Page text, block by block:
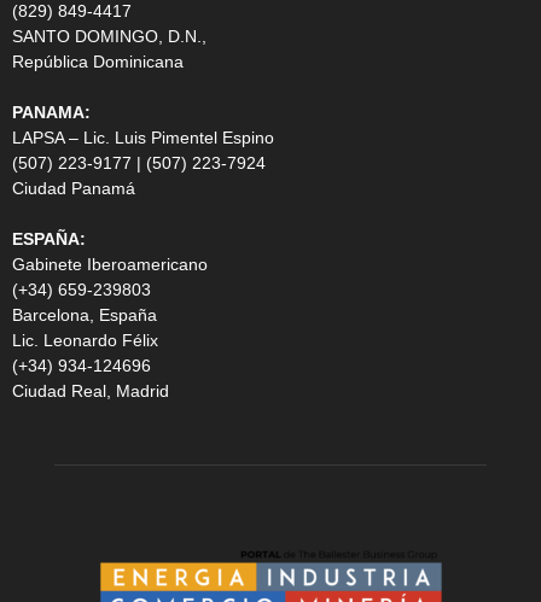
(829) 849-4417
SANTO DOMINGO, D.N.,
República Dominicana
PANAMA:
LAPSA – Lic. Luis Pimentel Espino
(507) 223-9177 | (507) 223-7924
Ciudad Panamá
ESPAÑA:
Gabinete Iberoamericano
(+34) 659-239803
Barcelona, España
Lic. Leonardo Félix
(+34) 934-124696
Ciudad Real, Madrid